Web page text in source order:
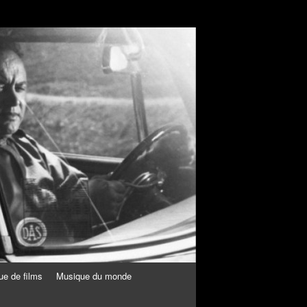
de films Musique du monde